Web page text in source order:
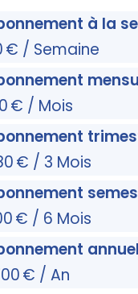
à la
€ / Semaine
€ / Mois
€ / 3 Mois
€ / 6 Mois
annuel
€ / An